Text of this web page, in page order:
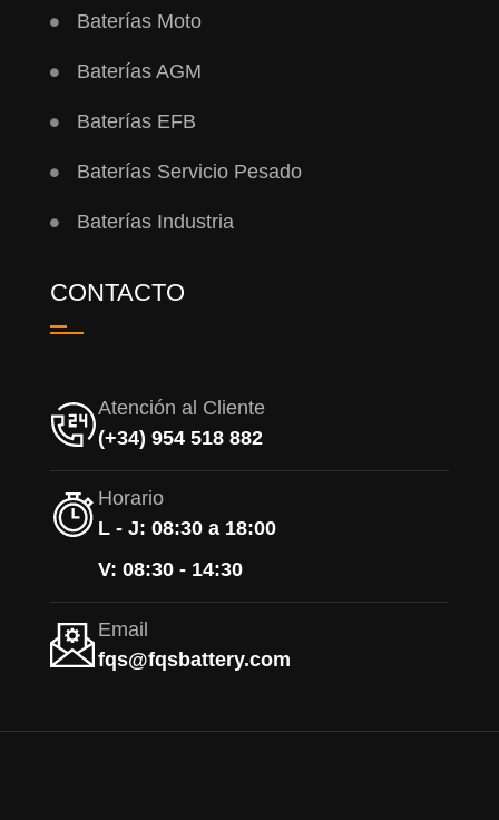
Baterías Moto
Baterías AGM
Baterías EFB
Baterías Servicio Pesado
Baterías Industria
CONTACTO
Atención al Cliente
(+34) 954 518 882
Horario
L - J: 08:30 a 18:00
V: 08:30 - 14:30
Email
fqs@fqsbattery.com